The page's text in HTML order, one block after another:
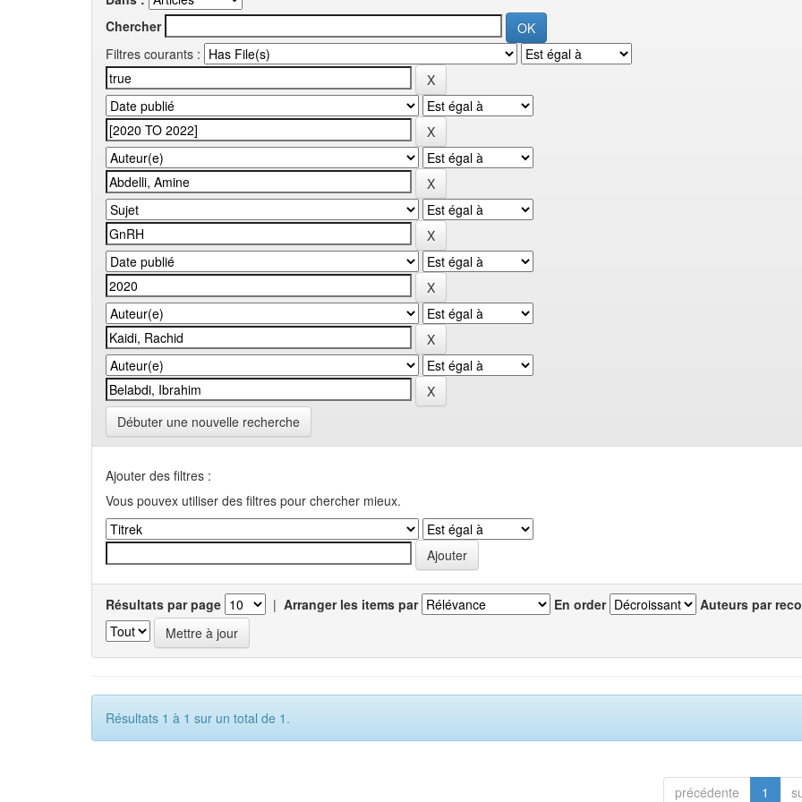
Chercher
Filtres courants :
Débuter une nouvelle recherche
Ajouter des filtres :
Vous pouvex utiliser des filtres pour chercher mieux.
Résultats par page | Arranger les items par En order Auteurs par
Résultats 1 à 1 sur un total de 1.
précédente 1